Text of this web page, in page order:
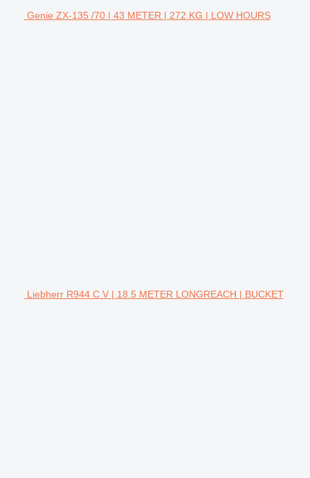
Genie ZX-135 /70 | 43 METER | 272 KG | LOW HOURS
Liebherr R944 C V | 18.5 METER LONGREACH | BUCKET